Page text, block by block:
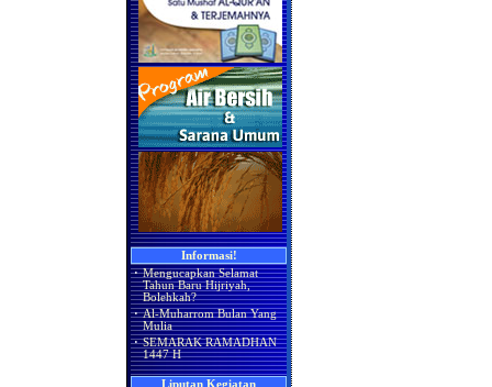
Informasi!
· Mengucapkan Selamat
Tahun Baru Hijriyah,
Bolehkah?
· Al-Muharrom Bulan Yang
Mulia
· SEMARAK RAMADHAN
1447 H
Liputan Kegiatan